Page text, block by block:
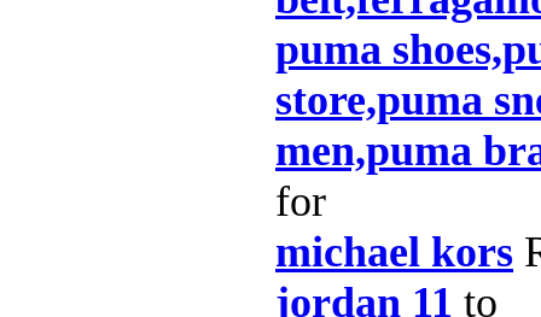
puma
store,puma
men,puma
for
michael kors
jordan 11 to